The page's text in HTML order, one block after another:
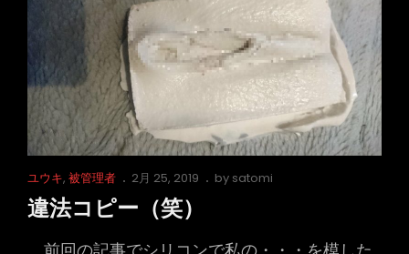
Cat
Links
ユウキ, 被管理者
Posted
2月 25, 2019 by satomi
違法コピー（笑）